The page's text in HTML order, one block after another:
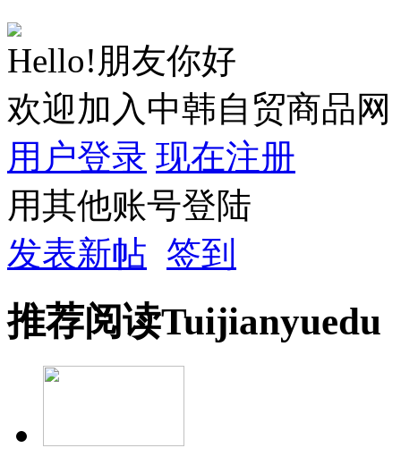
Hello!朋友你好
欢迎加入中韩自贸商品网
用户登录 现在注册
用其他账号登陆
发表新帖 签到
推荐阅读Tuijianyuedu